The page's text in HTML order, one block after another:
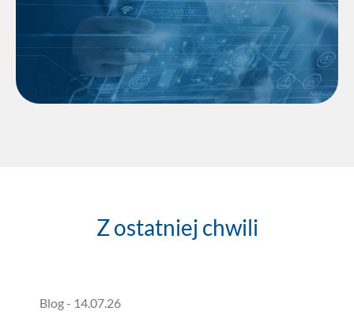
Odkryj nowe możliwości
Z ostatniej chwili
Blog- 14.07.26